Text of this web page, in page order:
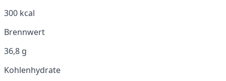
300 kcal
Brennwert
36,8 g
Kohlenhydrate